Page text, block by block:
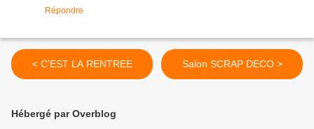
Répondre
< C'EST LA RENTREE Salon SCRAP DECO >
Hébergé par Overblog